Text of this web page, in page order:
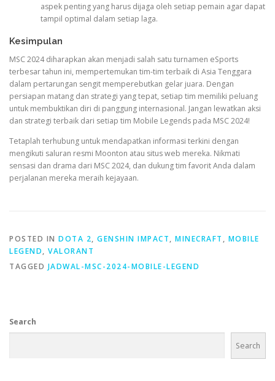
aspek penting yang harus dijaga oleh setiap pemain agar dapat
tampil optimal dalam setiap laga.
Kesimpulan
MSC 2024 diharapkan akan menjadi salah satu turnamen eSports
terbesar tahun ini, mempertemukan tim-tim terbaik di Asia Tenggara
dalam pertarungan sengit memperebutkan gelar juara. Dengan
persiapan matang dan strategi yang tepat, setiap tim memiliki peluang
untuk membuktikan diri di panggung internasional. Jangan lewatkan aksi
dan strategi terbaik dari setiap tim Mobile Legends pada MSC 2024!
Tetaplah terhubung untuk mendapatkan informasi terkini dengan
mengikuti saluran resmi Moonton atau situs web mereka. Nikmati
sensasi dan drama dari MSC 2024, dan dukung tim favorit Anda dalam
perjalanan mereka meraih kejayaan.
POSTED IN DOTA 2, GENSHIN IMPACT, MINECRAFT , MOBILE
LEGEND, VALORANT
TAGGED JADWAL-MSC-2024-MOBILE-LEGEND
Search
Search